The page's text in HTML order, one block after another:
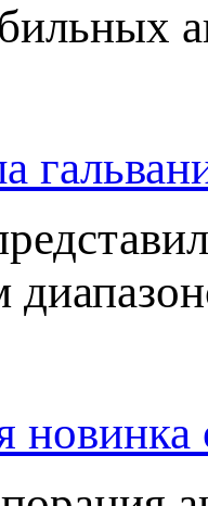
новинка